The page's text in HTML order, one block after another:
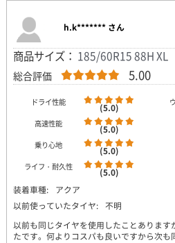
h.k******* さん
商品サイズ： 185/60R15 88H XL
総合評価 5.00
ドライ性能 (5.0)
高速性能 (5.0)
乗り心地 (5.0)
ライフ・耐久性
(5.0)
装着車種:
アクア
以前使っていたタイヤ: 不明
以前も同じタイヤを使用したことあります
たです。何よりコスパも良いですから次も